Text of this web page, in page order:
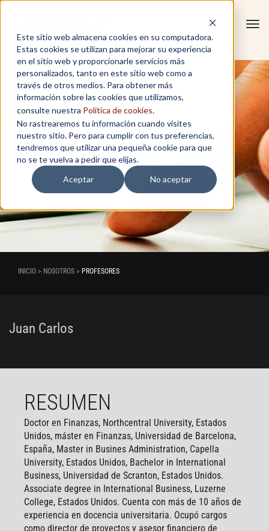
Este sitio web almacena cookies en su computadora.
Estas cookies se utilizan para mejorar su experiencia
en el sitio web y proporcionarle servicios más
personalizados, tanto en este sitio web como a
través de otros medios. Para obtener más
información sobre las cookies que utilizamos,
consulte nuestra Política de cookies.
No rastrearemos tu información cuando visites
nuestro sitio. Pero para cumplir con tus preferencias,
tendremos que utilizar una pequeña cookie para que
no se te vuelva a pedir que elijas.
Aceptar
No aceptar
PROFESORES
INICIO > NOSOTROS > PROFESORES
Juan Carlos
RESUMEN
Doctor en Finanzas, Northcentral University, Estados
Unidos, máster en Finanzas, Universidad de Barcelona,
España, Master in Busines Administration, Capella
University, Estados Unidos, Bachelor in International
Business, Universidad de Scranton, Estados Unidos.
Associate degree in International Business, Luzerne
College, Estados Unidos. Cuenta con más de 10 años de
experiencia en docencia universitaria. Ocupó cargos
como director de proyectos y asesor financiero de